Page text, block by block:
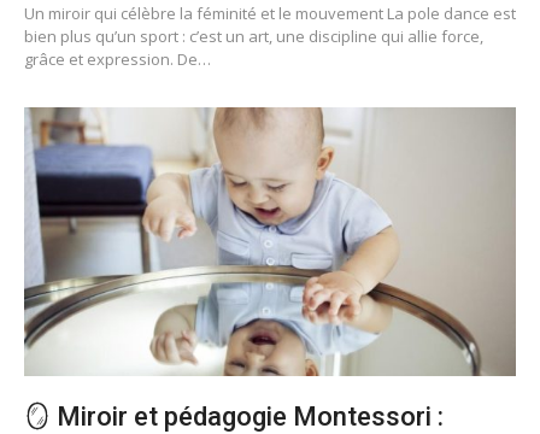
Un miroir qui célèbre la féminité et le mouvement La pole dance est
bien plus qu’un sport : c’est un art, une discipline qui allie force,
grâce et expression. De…
🪞 Miroir et pédagogie Montessori :